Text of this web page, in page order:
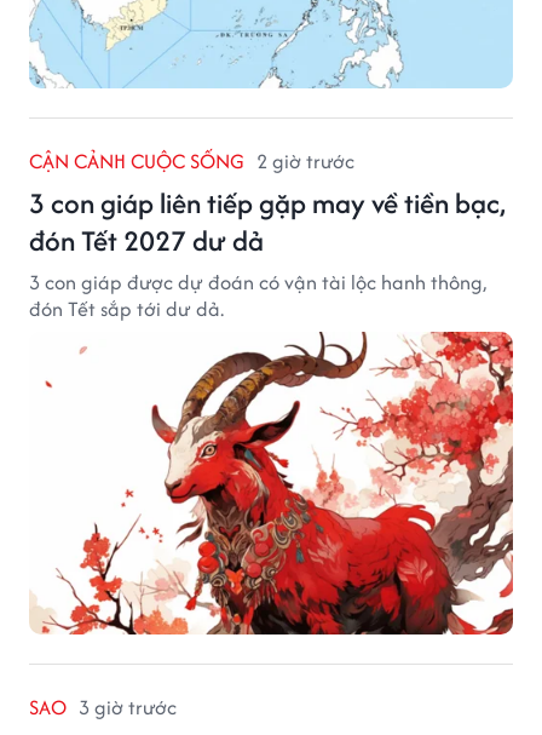
CẬN CẢNH CUỘC SỐNG 2 giờ trước
3 con giáp liên tiếp gặp may về tiền bạc,
đón Tết 2027 dư dả
3 con giáp được dự đoán có vận tài lộc hanh thông,
đón Tết sắp tới dư dả.
SAO 3 giờ trước